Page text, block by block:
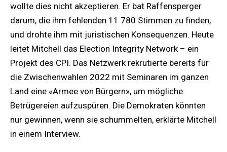
wollte dies nicht akzeptieren. Er bat Raffensperger
darum, die ihm fehlenden 11 780 Stimmen zu finden,
und drohte ihm mit juristischen Konsequenzen. Heute
leitet Mitchell das Election Integrity Network – ein
Projekt des CPI. Das Netzwerk rekrutierte bereits für
die Zwischenwahlen 2022 mit Seminaren im ganzen
Land eine «Armee von Bürgern», um mögliche
Betrügereien aufzuspüren. Die Demokraten könnten
nur gewinnen, wenn sie schummelten, erklärte Mitchell
in einem Interview.